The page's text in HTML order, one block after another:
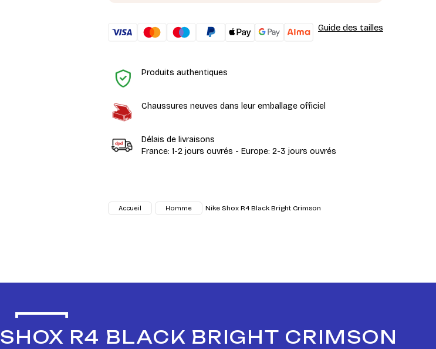
Guide des tailles
Produits authentiques
Chaussures neuves dans leur emballage officiel
Délais de livraisons
France: 1-2 jours ouvrés - Europe: 2-3 jours ouvrés
Accueil Homme Nike Shox R4 Black Bright Crimson
R4 BLACK BRIGHT CRIMSON